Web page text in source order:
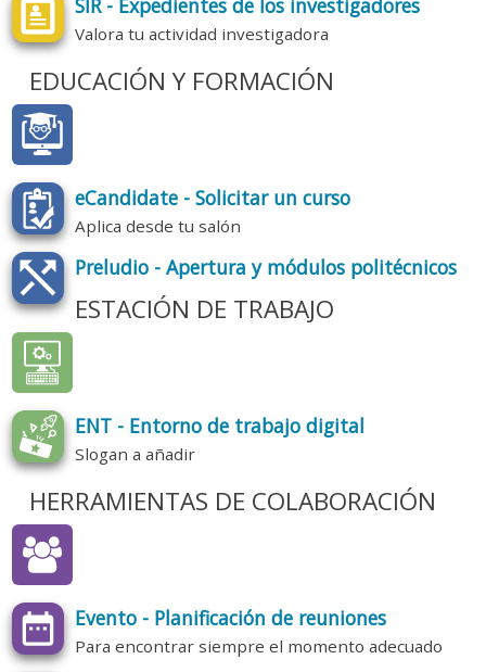
SIR - Expedientes de los investigadores
Valora tu actividad investigadora
EDUCACIÓN Y FORMACIÓN
eCandidate - Solicitar un curso
Aplica desde tu salón
Preludio - Apertura y módulos politécnicos
ESTACIÓN DE TRABAJO
ENT - Entorno de trabajo digital
Slogan a añadir
HERRAMIENTAS DE COLABORACIÓN
Evento - Planificación de reuniones
Para encontrar siempre el momento adecuado